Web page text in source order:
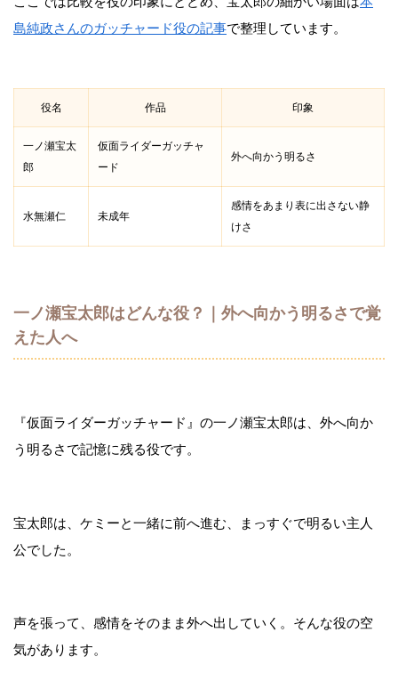
島純政さんのガッチャード役の記事で整理しています。
役名 作品 印象
一ノ瀬宝太
郎
仮面ライダーガッチャ
ード
外へ向かう明るさ
水無瀬仁 未成年
感情をあまり表に出さない静
けさ
一ノ瀬宝太郎はどんな役？｜外へ向かう明るさで覚
えた人へ
『仮面ライダーガッチャード』の一ノ瀬宝太郎は、外へ向か
う明るさで記憶に残る役です。
宝太郎は、ケミーと一緒に前へ進む、まっすぐで明るい主人
公でした。
声を張って、感情をそのまま外へ出していく。そんな役の空
気があります。